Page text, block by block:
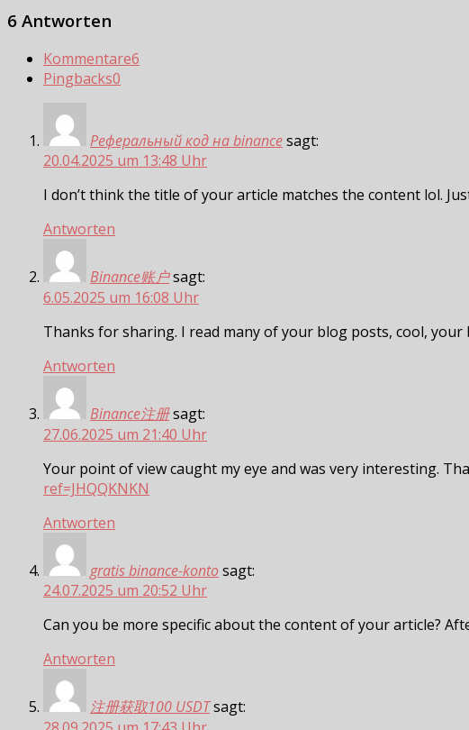
6 Antworten
Kommentare6
Pingbacks0
Реферальный код на binancesagt:
20.04.2025 um 13:48 Uhr
I don’t think the title of your article matches the content lol.
Antworten
Binance账户sagt:
6.05.2025 um 16:08 Uhr
Thanks for sharing. I read many of your blog posts, cool, your
Antworten
Binance注册sagt:
27.06.2025 um 21:40 Uhr
Your point of view caught my eye and was very interesting.
ref=JHQQKNKN
Antworten
gratis binance-kontosagt:
24.07.2025 um 20:52 Uhr
Can you be more specific about the content of your article?
Antworten
注册获取100 USDTsagt: